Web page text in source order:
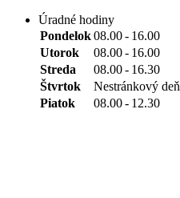
Úradné hodiny
Pondelok08.00- 16.00
Utorok
08.00- 16.00
Streda
08.00- 16.30
Štvrtok
Nestránkový deň
Piatok
08.00- 12.30